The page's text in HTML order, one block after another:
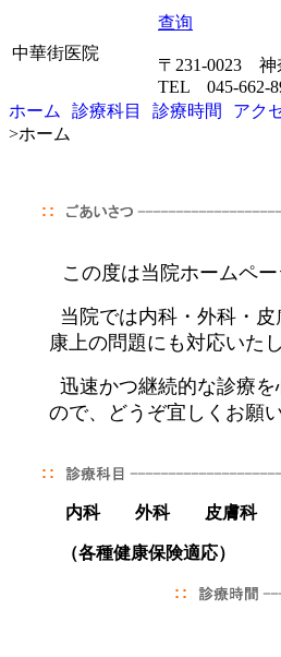
中華街医院
查询
〒231-0023
TEL 045-662-
ホーム
診療科目 診療時間 アク
>ホーム
この度は当院ホームペ
当院では内科・外科・
康上の問題にも対応いた
迅速かつ継続的な診療
ので、どうぞ宜しくお願
内科 外科 皮膚科
（各種健康保険適応）